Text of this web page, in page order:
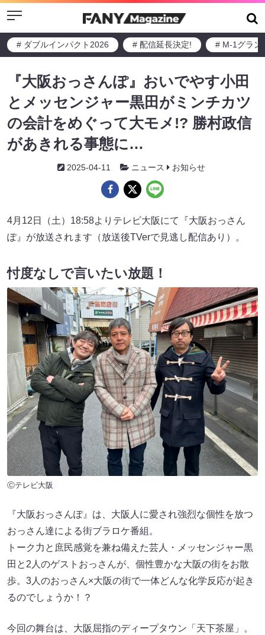
Menu
# ダブルインパクト2026 # 配信延長決定! # M-1グラン
『大阪おっさんぽ』おいでやす小田
とメッセンジャー黒田がミンチカツ
の会計をめぐって大モメ!? 勝村政信
があきれる事態に…
2025-04-11 ニュース お知らせ
4月12日（土）18:58よりテレビ大阪にて『大阪おっさん
ぽ』が放送されます（放送後TVerで見逃し配信あり）。
忖度なしで言いたい放題！
Ⓒテレビ大阪
『大阪おっさんぽ』は、大阪人に愛され強烈な個性を放つ
おっさん達による街ブラロケ番組。
トーク力と庶民感覚を兼ね備えた芸人・メッセンジャー黒
田と2人のゲストおっさんが、個性豊かな大阪の街をお散
歩。3人のおっさん×大阪の街で一体どんな化学反応が起き
るのでしょうか！？
今回の舞台は、大阪屈指のディープタウン「天下茶屋」。